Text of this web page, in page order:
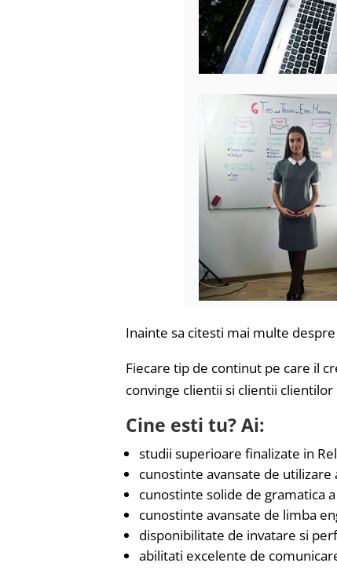
Inainte sa citesti mai multe
Fiecare tip de continut pe care il
convinge clientii si clientii
Cine esti tu? Ai:
studii superioare finalizate in
cunostinte avansate de
cunostinte solide de gramatica
cunostinte avansate de limba
disponibilitate de invatare si
abilitati excelente de